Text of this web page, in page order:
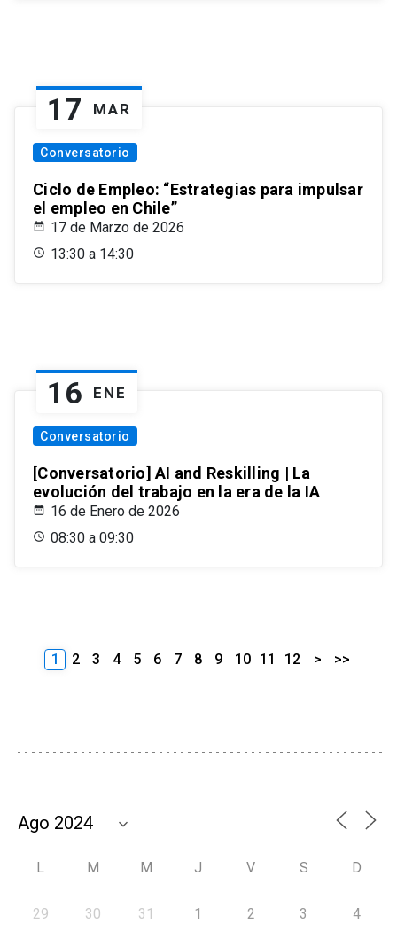
17 MAR
Conversatorio
Ciclo de Empleo: “Estrategias para impulsar
el empleo en Chile”
17 de Marzo de 2026
13:30 a 14:30
16 ENE
Conversatorio
[Conversatorio] AI and Reskilling | La
evolución del trabajo en la era de la IA
16 de Enero de 2026
08:30 a 09:30
1 2 3 4 5 6 7 8 9 10 11 12 > >>
L M M J V S D
29 30 31 1 2 3 4